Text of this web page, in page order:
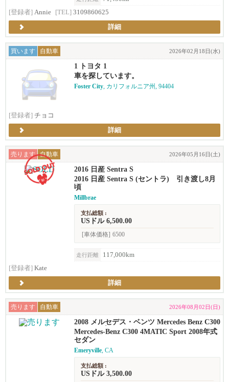
[登録者] Annie [TEL] 3109860625
詳細
買います 自動車 2026年02月18日(水)
1 トヨタ 1
車を探しています。
Foster City, カリフォルニア州, 94404
[登録者] チョコ
詳細
売ります 自動車 2026年05月16日(土)
2016 日産 Sentra S
2016 日産 Sentra S (セントラ) 引き渡し8月
頃
Millbrae
支払総額 :
USドル 6,500.00
[車体価格] 6500
走行距離
117,000km
[登録者] Kate
詳細
売ります 自動車 2026年08月02日(日)
2008 メルセデス・ベンツ Mercedes Benz C300
sport セダン
Mercedes-Benz C300 4MATIC Sport 2008年式
セダン
Emeryville, CA
支払総額 :
USドル 3,500.00